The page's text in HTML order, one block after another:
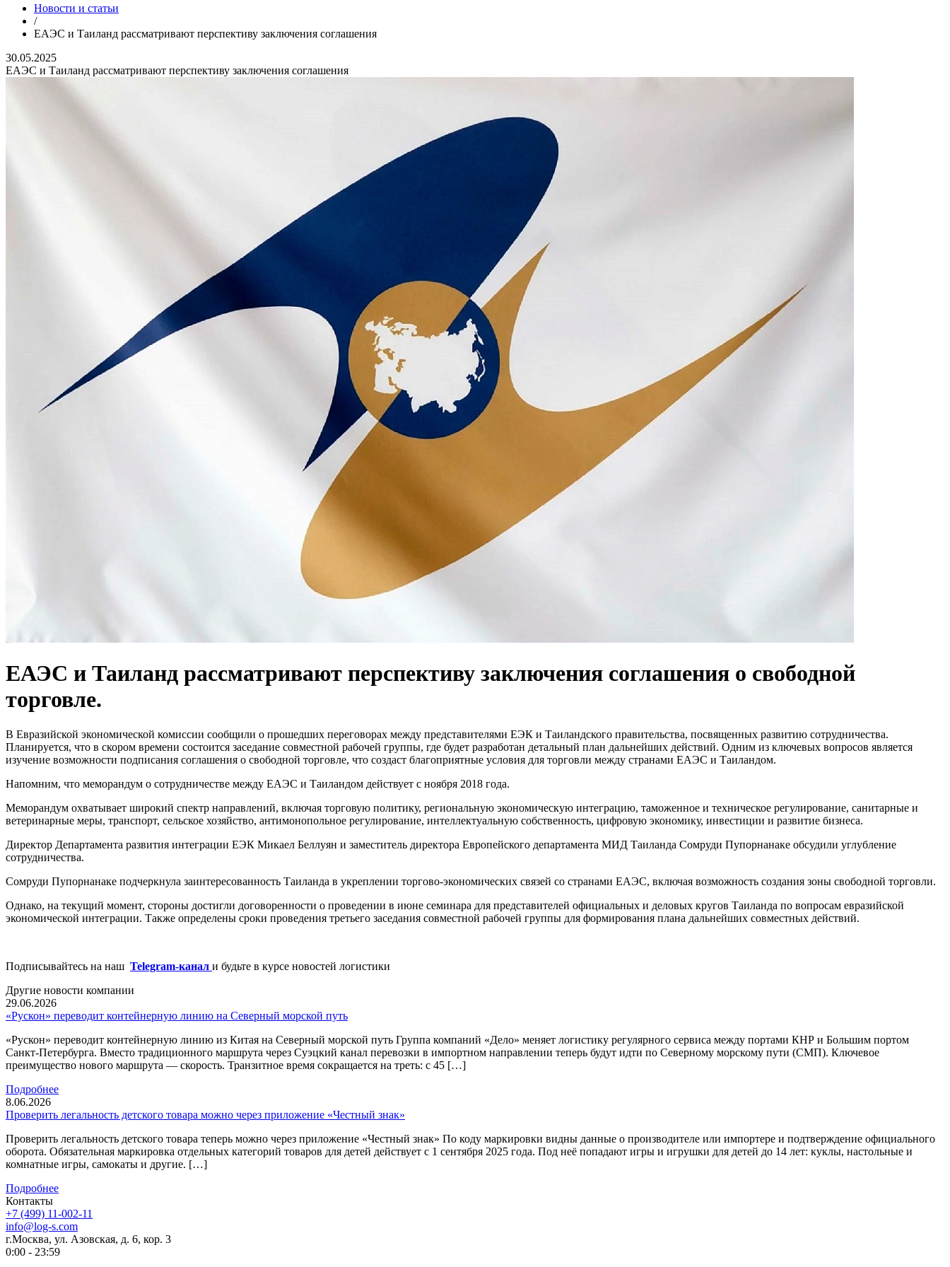
Новости и статьи
/
ЕАЭС и Таиланд рассматривают перспективу заключения соглашения
30.05.2025
ЕАЭС и Таиланд рассматривают перспективу заключения соглашения
ЕАЭС и Таиланд рассматривают перспективу заключения соглашения о свободной
торговле.
В Евразийской экономической комиссии сообщили о прошедших переговорах между представителями ЕЭК и Таиландского правительства, посвященных развитию сотрудничества.
Планируется, что в скором времени состоится заседание совместной рабочей группы, где будет разработан детальный план дальнейших действий. Одним из ключевых вопросов является
изучение возможности подписания соглашения о свободной торговле, что создаст благоприятные условия для торговли между странами ЕАЭС и Таиландом.
Напомним, что меморандум о сотрудничестве между ЕАЭС и Таиландом действует с ноября 2018 года.
Меморандум охватывает широкий спектр направлений, включая торговую политику, региональную экономическую интеграцию, таможенное и техническое регулирование, санитарные и
ветеринарные меры, транспорт, сельское хозяйство, антимонопольное регулирование, интеллектуальную собственность, цифровую экономику, инвестиции и развитие бизнеса.
Директор Департамента развития интеграции ЕЭК Микаел Беллуян и заместитель директора Европейского департамента МИД Таиланда Сомруди Пупорнанаке обсудили углубление
сотрудничества.
Сомруди Пупорнанаке подчеркнула заинтересованность Таиланда в укреплении торгово-экономических связей со странами ЕАЭС, включая возможность создания зоны свободной торговли.
Однако, на текущий момент, стороны достигли договоренности о проведении в июне семинара для представителей официальных и деловых кругов Таиланда по вопросам евразийской
экономической интеграции. Также определены сроки проведения третьего заседания совместной рабочей группы для формирования плана дальнейших совместных действий.
Подписывайтесь на наш Telegram-канал и будьте в курсе новостей логистики
Другие новости компании
29.06.2026
«Рускон» переводит контейнерную линию на Северный морской путь
«Рускон» переводит контейнерную линию из Китая на Северный морской путь Группа компаний «Дело» меняет логистику регулярного сервиса между портами КНР и Большим портом
Санкт-Петербурга. Вместо традиционного маршрута через Суэцкий канал перевозки в импортном направлении теперь будут идти по Северному морскому пути (СМП). Ключевое
преимущество нового маршрута — скорость. Транзитное время сокращается на треть: с 45 […]
Подробнее
8.06.2026
Проверить легальность детского товара можно через приложение «Честный знак»
Проверить легальность детского товара теперь можно через приложение «Честный знак» По коду маркировки видны данные о производителе или импортере и подтверждение официального
оборота. Обязательная маркировка отдельных категорий товаров для детей действует с 1 сентября 2025 года. Под неё попадают игры и игрушки для детей до 14 лет: куклы, настольные и
комнатные игры, самокаты и другие. […]
Подробнее
Контакты
+7 (499) 11-002-11
info@log-s.com
г.Москва, ул. Азовская, д. 6, кор. 3
0:00 - 23:59